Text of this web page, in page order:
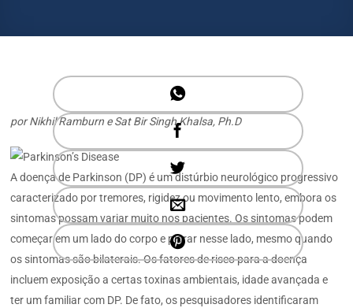
por Nikhil Ramburn e Sat Bir Singh Khalsa, Ph.D
A doença de Parkinson (DP) é um distúrbio neurológico progressivo
caracterizado por tremores, rigidez ou movimento lento, embora os
sintomas possam variar muito nos pacientes. Os sintomas podem
começar em um lado do corpo e piorar nesse lado, mesmo quando
os sintomas são bilaterais. Os fatores de risco para a doença
incluem exposição a certas toxinas ambientais, idade avançada e
ter um familiar com DP. De fato, os pesquisadores identificaram